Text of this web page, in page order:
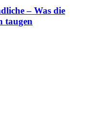
– Was die
taugen